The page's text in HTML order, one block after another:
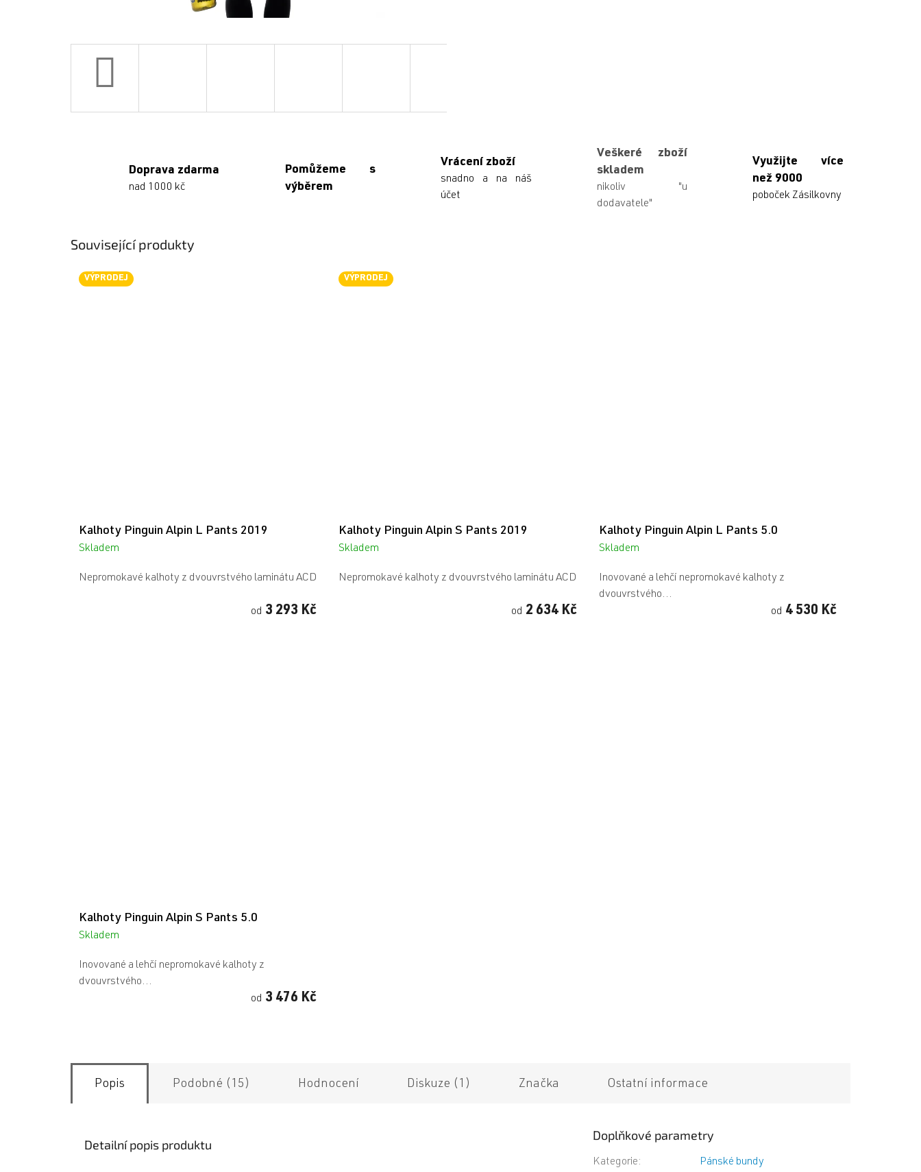
Doprava zdarma
nad 1000 kč
Pomůžeme s
výběrem
Vrácení zboží
snadno a na náš
účet
Veškeré zboží
skladem
nikoliv "u
dodavatele"
Využijte více
než 9000
poboček Zásilkovny
Související produkty
VÝPRODEJ
Kalhoty Pinguin Alpin L Pants 2019
Skladem
od 3 293 Kč
Nepromokavé kalhoty z dvouvrstvého laminátu ACD
VÝPRODEJ
Kalhoty Pinguin Alpin S Pants 2019
Skladem
od 2 634 Kč
Nepromokavé kalhoty z dvouvrstvého laminátu ACD
Kalhoty Pinguin Alpin L Pants 5.0
Skladem
od 4 530 Kč
Inovované a lehčí nepromokavé kalhoty z
dvouvrstvého...
Kalhoty Pinguin Alpin S Pants 5.0
Skladem
od 3 476 Kč
Inovované a lehčí nepromokavé kalhoty z
dvouvrstvého...
Popis Podobné (15) Hodnocení Diskuze (1) Značka Ostatní informace
Detailní popis produktu
Doplňkové parametry
Kategorie:
Pánské bundy